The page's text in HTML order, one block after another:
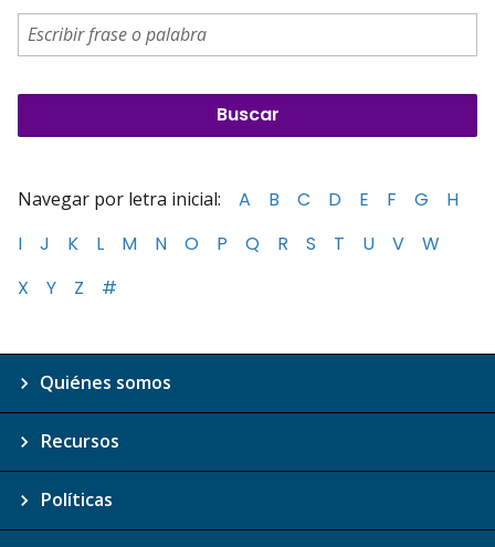
Navegar por letra inicial: A B C D E F G
H
I
J K L M N O P Q R S T U V
W
X
Y Z #
Quiénes somos
Recursos
Políticas